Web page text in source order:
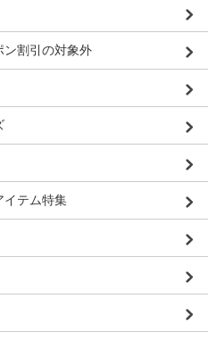
ン割引の対象外
イテム特集